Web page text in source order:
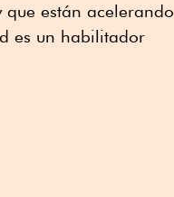
están acelerando
es un habilitador